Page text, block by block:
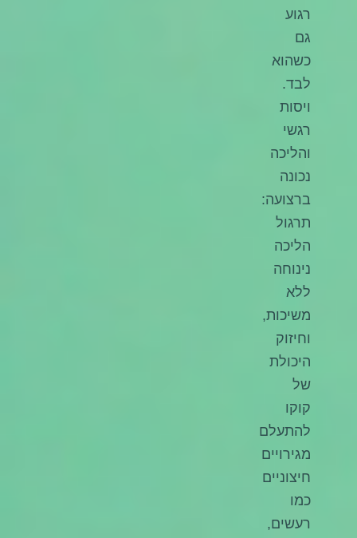
רגוע
גם
כשהוא
לבד.
ויסות
רגשי
והליכה
נכונה
ברצועה:
תרגול
הליכה
נינוחה
ללא
משיכות,
וחיזוק
היכולת
של
קוקו
להתעלם
מגירויים
חיצוניים
כמו
רעשים,